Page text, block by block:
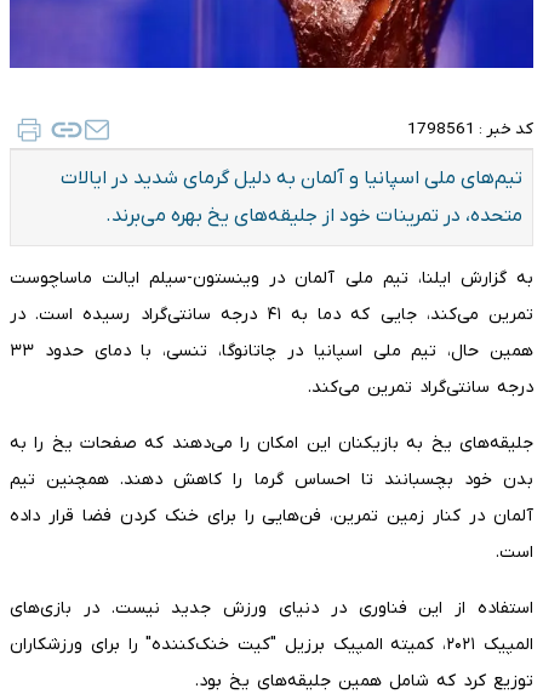
کد خبر : 1798561
تیم‌های ملی اسپانیا و آلمان به دلیل گرمای شدید در ایالات
متحده، در تمرینات خود از جلیقه‌های یخ بهره می‌برند.
به گزارش ایلنا، تیم ملی آلمان در وینستون-سیلم ایالت ماساچوست
تمرین می‌کند، جایی که دما به ۴۱ درجه سانتی‌گراد رسیده است. در
همین حال، تیم ملی اسپانیا در چاتانوگا، تنسی، با دمای حدود ۳۳
درجه سانتی‌گراد تمرین می‌کند.
جلیقه‌های یخ به بازیکنان این امکان را می‌دهند که صفحات یخ را به
بدن خود بچسبانند تا احساس گرما را کاهش دهند. همچنین تیم
آلمان در کنار زمین تمرین، فن‌هایی را برای خنک کردن فضا قرار داده
است.
استفاده از این فناوری در دنیای ورزش جدید نیست. در بازی‌های
المپیک ۲۰۲۱، کمیته المپیک برزیل "کیت خنک‌کننده" را برای ورزشکاران
توزیع کرد که شامل همین جلیقه‌های یخ بود.